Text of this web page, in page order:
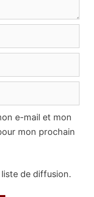
e-mail et mon
mon prochain
de diffusion.